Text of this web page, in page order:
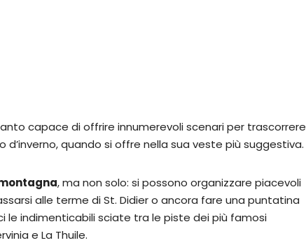
capace di offrire innumerevoli scenari per trascorrere
quando si offre nella sua veste più suggestiva.
, ma non solo: si possono organizzare piacevoli
alle terme di St. Didier o ancora fare una puntatina
le indimenticabili sciate tra le piste dei più famosi
e La Thuile.